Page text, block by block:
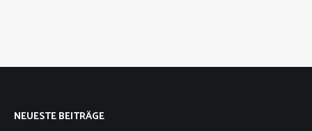
NEUESTE BEITRÄGE